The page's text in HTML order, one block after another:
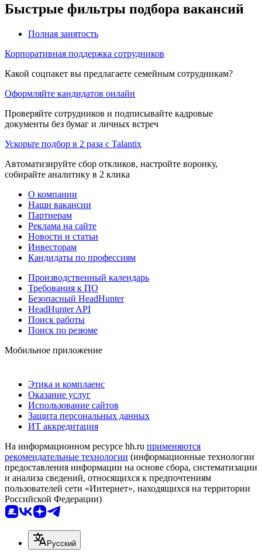
Быстрые фильтры подбора вакансий
Полная занятость
Корпоративная поддержка сотрудников
Какой соцпакет вы предлагаете семейным сотрудникам?
Оформляйте кандидатов онлайн
Проверяйте сотрудников и подписывайте кадровые
документы без бумаг и личных встреч
Ускорьте подбор в 2 раза с Talantix
Автоматизируйте сбор откликов, настройте воронку,
собирайте аналитику в 2 клика
О компании
Наши вакансии
Партнерам
Реклама на сайте
Новости и статьи
Инвесторам
Кандидаты по профессиям
Производственный календарь
Требования к ПО
Безопасный HeadHunter
HeadHunter API
Поиск работы
Поиск по резюме
Мобильное приложение
Этика и комплаенс
Оказание услуг
Использование сайтов
Защита персональных данных
ИТ аккредитация
На информационном ресурсе hh.ru применяются
рекомендательные технологии (информационные технологии
предоставления информации на основе сбора, систематизации
и анализа сведений, относящихся к предпочтениям
пользователей сети «Интернет», находящихся на территории
Российской Федерации)
Русский